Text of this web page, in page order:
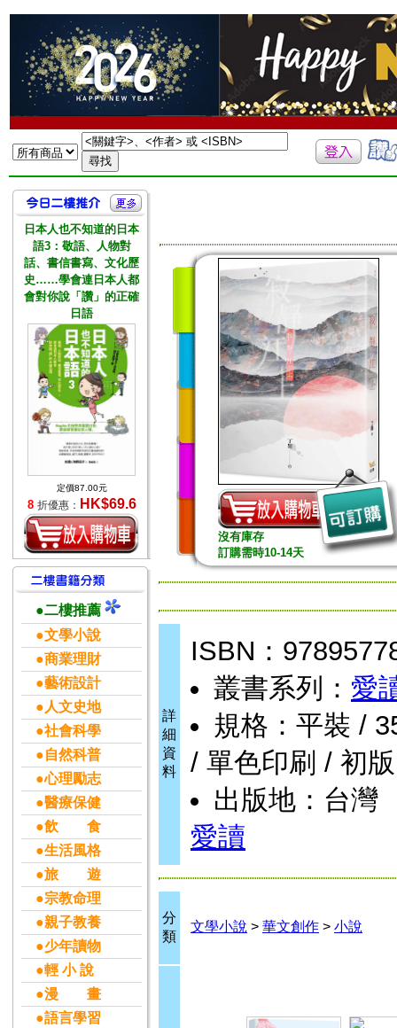
日本人也不知道的日本
語3：敬語、人物對
話、書信書寫、文化歷
史……學會連日本人都
會對你說「讚」的正確
日語
定價87.00元
8 折優惠： HK$69.6
●二樓推薦
●文學小說
●商業理財
●藝術設計
●人文史地
●社會科學
●自然科普
●心理勵志
●醫療保健
●飲 食
●生活風格
●旅 遊
●宗教命理
●親子教養
●少年讀物
●輕 小 說
●漫 畫
●語言學習
沒有庫存
訂購需時10-14天
詳
細
資
料
ISBN：
叢書系列： 愛
規格：平裝 /
/ 單色印刷 / 初版
出版地：台灣
愛讀
分
類
文學小說 > 華文創作 > 小說